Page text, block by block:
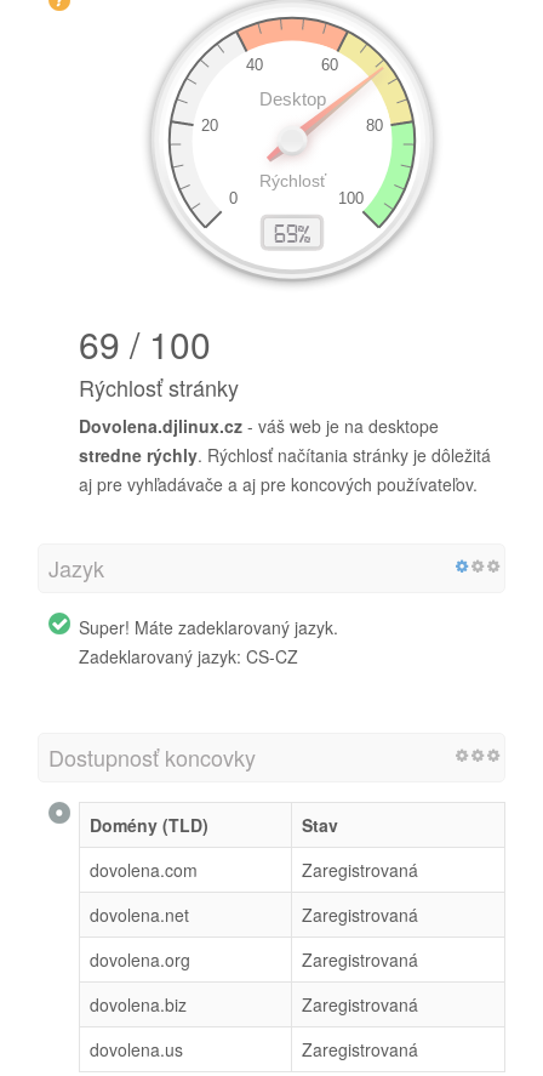
69 / 100
Rýchlosť stránky
Dovolena.djlinux.cz - váš web je na desktope
stredne rýchly. Rýchlosť načítania stránky je dôležitá
aj pre vyhľadávače a aj pre koncových používateľov.
Jazyk
Super! Máte zadeklarovaný jazyk.
Zadeklarovaný jazyk: CS-CZ
Dostupnosť koncovky
Domény (TLD)
Stav
dovolena.com
Zaregistrovaná
dovolena.net
Zaregistrovaná
dovolena.org
Zaregistrovaná
dovolena.biz
Zaregistrovaná
dovolena.us
Zaregistrovaná